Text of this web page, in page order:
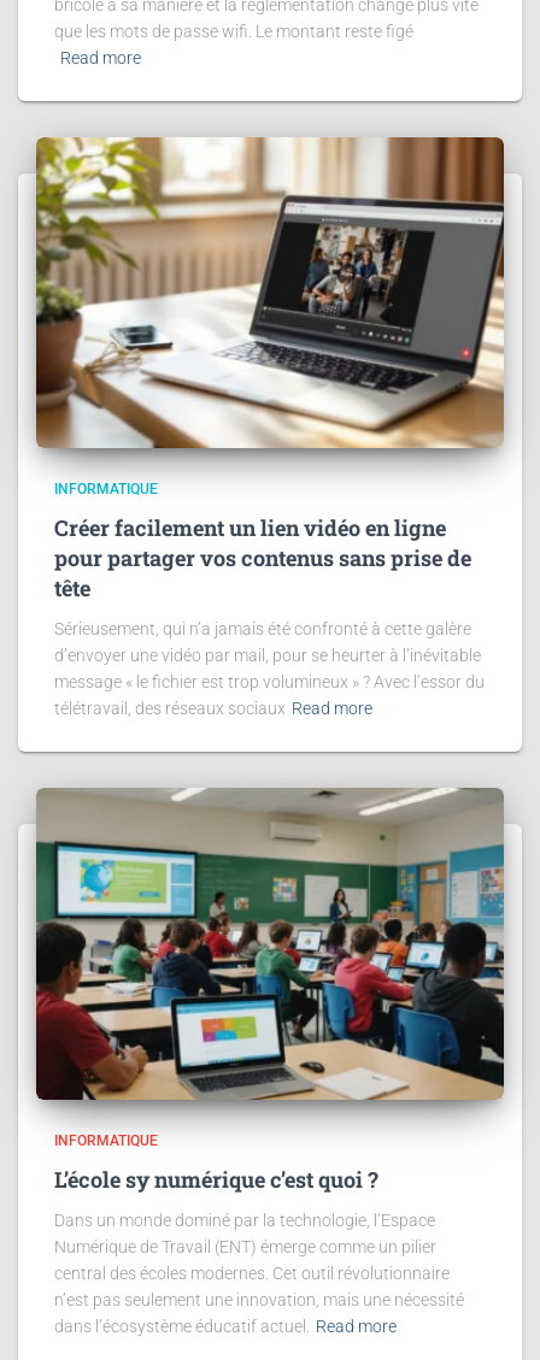
bricole à sa manière et la réglementation change plus vite
que les mots de passe wifi. Le montant reste figé
Read more
INFORMATIQUE
Créer facilement un lien vidéo en ligne
pour partager vos contenus sans prise de
tête
Sérieusement, qui n’a jamais été confronté à cette galère
d’envoyer une vidéo par mail, pour se heurter à l’inévitable
message « le fichier est trop volumineux » ? Avec l’essor du
télétravail, des réseaux sociaux Read more
INFORMATIQUE
L’école sy numérique c’est quoi ?
Dans un monde dominé par la technologie, l’Espace
Numérique de Travail (ENT) émerge comme un pilier
central des écoles modernes. Cet outil révolutionnaire
n’est pas seulement une innovation, mais une nécessité
dans l’écosystème éducatif actuel.
Read more